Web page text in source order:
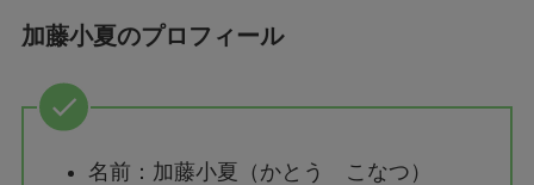
加藤小夏のプロフィール
名前：加藤小夏（かとう こなつ）